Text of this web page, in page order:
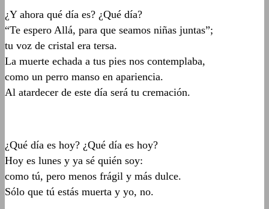
¿Y ahora qué día es? ¿Qué día?
“Te espero Allá, para que seamos niñas juntas”;
tu voz de cristal era tersa.
La muerte echada a tus pies nos contemplaba,
como un perro manso en apariencia.
Al atardecer de este día será tu cremación.
¿Qué día es hoy? ¿Qué día es hoy?
Hoy es lunes y ya sé quién soy:
como tú, pero menos frágil y más dulce.
Sólo que tú estás muerta y yo, no.